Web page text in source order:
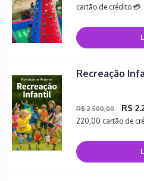
cartão de crédito 💳
Recreação
R$ 2.500,00 R$
220,00 cartão de